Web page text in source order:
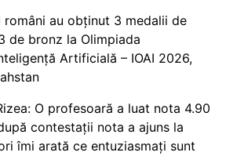
români au obținut 3 medalii de
de bronz la Olimpiada
Artificială – IOAI 2026,
O profesoară a luat nota 4.90
contestații nota a ajuns la
îmi arată ce entuziasmați sunt